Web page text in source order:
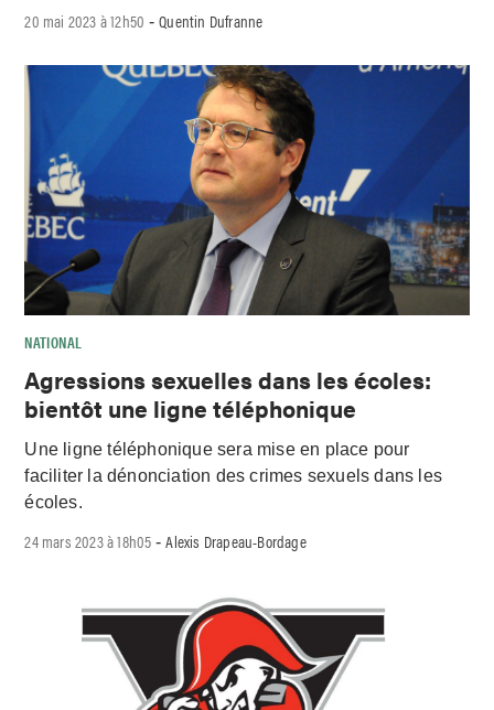
20 mai 2023 à 12h50 -Quentin Dufranne
NATIONAL
Agressions sexuelles dans les écoles:
bientôt une ligne téléphonique
Une ligne téléphonique sera mise en place pour
faciliter la dénonciation des crimes sexuels dans les
écoles.
24 mars 2023 à 18h05 -Alexis Drapeau-Bordage